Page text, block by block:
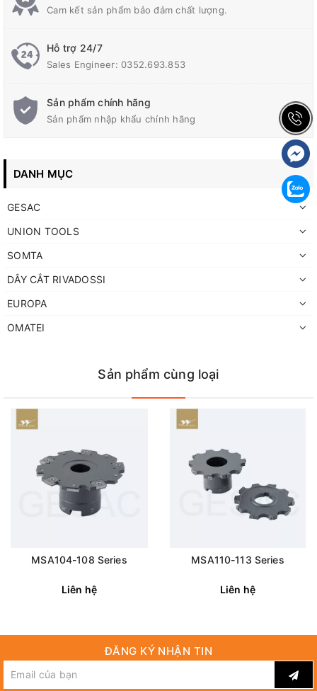
Cam kết sản phẩm bảo đảm chất lượng.
Hỗ trợ 24/7
Sales Engineer: 0352.693.853
Sản phẩm chính hãng
Sản phẩm nhập khẩu chính hãng
DANH MỤC
GESAC
UNION TOOLS
SOMTA
DÂY CẮT RIVADOSSI
EUROPA
OMATEI
Sản phẩm cùng loại
MSA104-108 Series
Liên hệ
MSA110-113 Series
Liên hệ
ĐĂNG KÝ NHẬN TIN